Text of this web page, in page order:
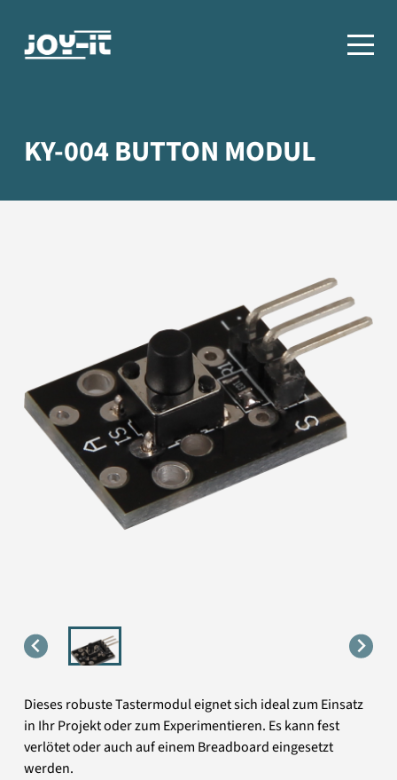
KY-004 BUTTON MODUL
Dieses robuste Tastermodul eignet sich ideal zum Einsatz
in Ihr Projekt oder zum Experimentieren. Es kann fest
verlötet oder auch auf einem Breadboard eingesetzt
werden.